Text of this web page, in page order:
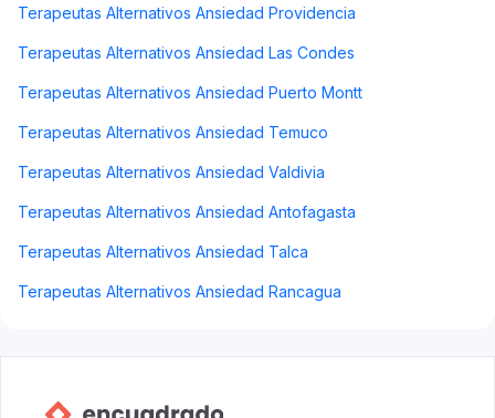
Terapeutas Alternativos Ansiedad Providencia
Terapeutas Alternativos Ansiedad Las Condes
Terapeutas Alternativos Ansiedad Puerto Montt
Terapeutas Alternativos Ansiedad Temuco
Terapeutas Alternativos Ansiedad Valdivia
Terapeutas Alternativos Ansiedad Antofagasta
Terapeutas Alternativos Ansiedad Talca
Terapeutas Alternativos Ansiedad Rancagua